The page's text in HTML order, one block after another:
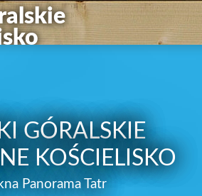
GÓRALSKIE
KOŚCIELISKO
Panorama Tatr